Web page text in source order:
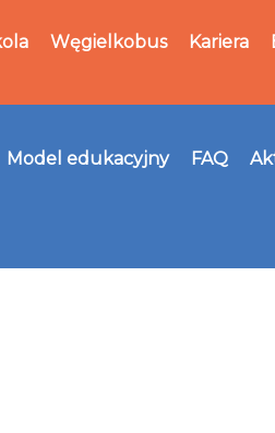
Węgielkobus Kariera
Model edukacyjny FAQ